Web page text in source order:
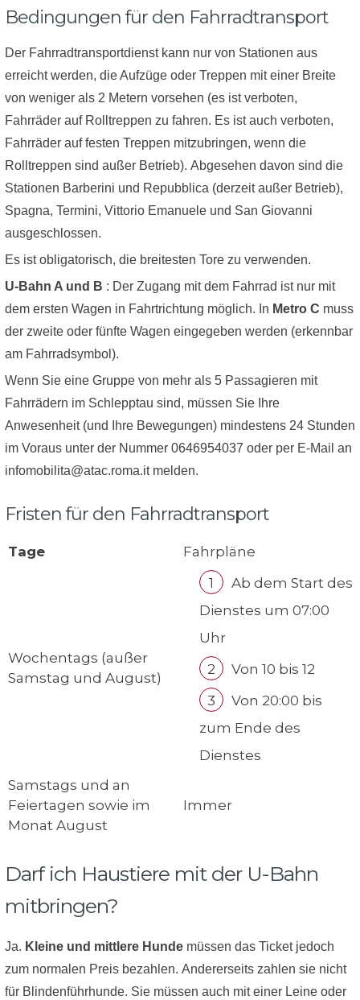
Bedingungen für den Fahrradtransport
Der Fahrradtransportdienst kann nur von Stationen aus
erreicht werden, die Aufzüge oder Treppen mit einer Breite
von weniger als 2 Metern vorsehen (es ist verboten,
Fahrräder auf Rolltreppen zu fahren. Es ist auch verboten,
Fahrräder auf festen Treppen mitzubringen, wenn die
Rolltreppen sind außer Betrieb). Abgesehen davon sind die
Stationen Barberini und Repubblica (derzeit außer Betrieb),
Spagna, Termini, Vittorio Emanuele und San Giovanni
ausgeschlossen.
Es ist obligatorisch, die breitesten Tore zu verwenden.
U-Bahn A und B : Der Zugang mit dem Fahrrad ist nur mit
dem ersten Wagen in Fahrtrichtung möglich. In Metro C muss
der zweite oder fünfte Wagen eingegeben werden (erkennbar
am Fahrradsymbol).
Wenn Sie eine Gruppe von mehr als 5 Passagieren mit
Fahrrädern im Schlepptau sind, müssen Sie Ihre
Anwesenheit (und Ihre Bewegungen) mindestens 24 Stunden
im Voraus unter der Nummer 0646954037 oder per E-Mail an
infomobilita@atac.roma.it melden.
Fristen für den Fahrradtransport
Tage Fahrpläne
Wochentags (außer
Samstag und August)
Ab dem Start des
Dienstes um 07:00
Uhr
Von 10 bis 12
Von 20:00 bis
zum Ende des
Dienstes
Samstags und an
Feiertagen sowie im
Monat August
Immer
Darf ich Haustiere mit der U-Bahn
mitbringen?
Ja. Kleine und mittlere Hunde müssen das Ticket jedoch
zum normalen Preis bezahlen. Andererseits zahlen sie nicht
für Blindenführhunde. Sie müssen auch mit einer Leine oder